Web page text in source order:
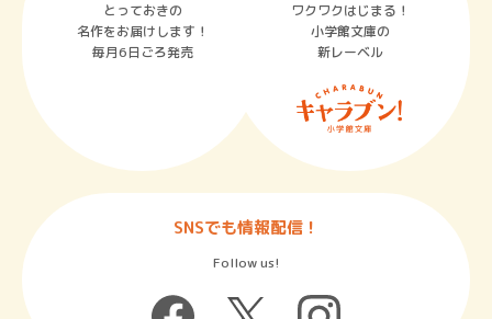
とっておきの
名作をお届けします！
毎月6日ごろ発売
ワクワクはじまる！
小学館文庫の
新レーベル
SNSでも情報配信！
Follow us!